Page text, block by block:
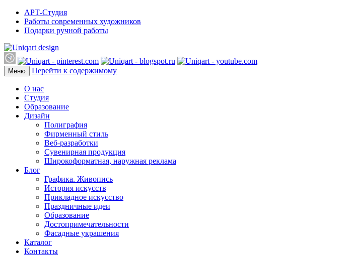
АРТ-Студия
Работы современных художников
Подарки ручной работы
Меню Перейти к содержимому
О нас
Студия
Образование
Дизайн
Полиграфия
Фирменный стиль
Веб-разработки
Сувенирная продукция
Широкоформатная, наружная реклама
Блог
Графика. Живопись
История искусств
Прикладное искусство
Праздничные идеи
Образование
Достопримечательности
Фасадные украшения
Каталог
Контакты